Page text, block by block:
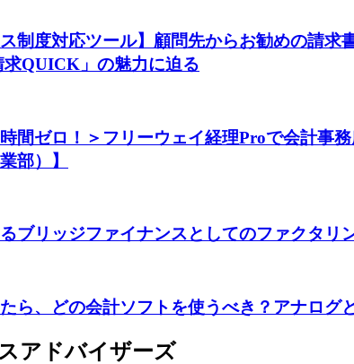
ス制度対応ツール】顧問先からお勧めの請
QUICK」の魅力に迫る
間ゼロ！＞フリーウェイ経理Proで会計事
部）】
ブリッジファイナンスとしてのファクタリ
ら、どの会計ソフトを使うべき？アナログ
アドバイザーズ